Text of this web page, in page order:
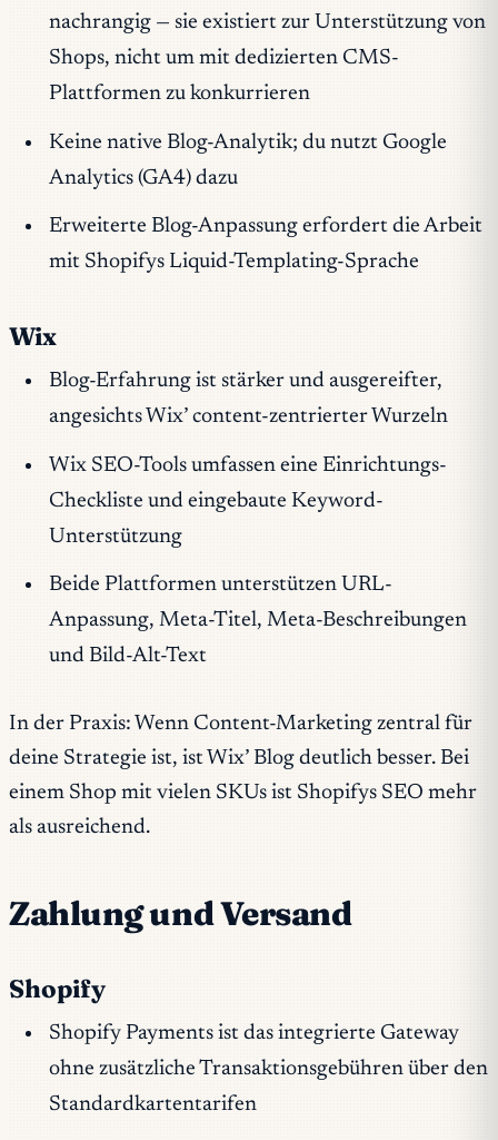
nachrangig — sie existiert zur Unterstützung von
Shops, nicht um mit dedizierten CMS-
Plattformen zu konkurrieren
Keine native Blog-Analytik; du nutzt Google
Analytics (GA4) dazu
Erweiterte Blog-Anpassung erfordert die Arbeit
mit Shopifys Liquid-Templating-Sprache
Wix
Blog-Erfahrung ist stärker und ausgereifter,
angesichts Wix’ content-zentrierter Wurzeln
Wix SEO-Tools umfassen eine Einrichtungs-
Checkliste und eingebaute Keyword-
Unterstützung
Beide Plattformen unterstützen URL-
Anpassung, Meta-Titel, Meta-Beschreibungen
und Bild-Alt-Text
In der Praxis: Wenn Content-Marketing zentral für
deine Strategie ist, ist Wix’ Blog deutlich besser. Bei
einem Shop mit vielen SKUs ist Shopifys SEO mehr
als ausreichend.
Zahlung und Versand
Shopify
Shopify Payments ist das integrierte Gateway
ohne zusätzliche Transaktionsgebühren über den
Standardkartentarifen